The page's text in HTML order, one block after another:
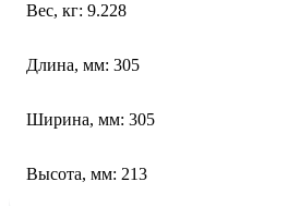
Вес, кг: 9.228
Длина, мм: 305
Ширина, мм: 305
Высота, мм: 213